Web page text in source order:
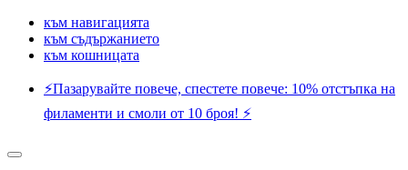
към навигацията
към съдържанието
към кошницата
⚡️Пазарувайте повече, спестете повече: 10% отстъпка на
филаменти и смоли от 10 броя! ⚡️